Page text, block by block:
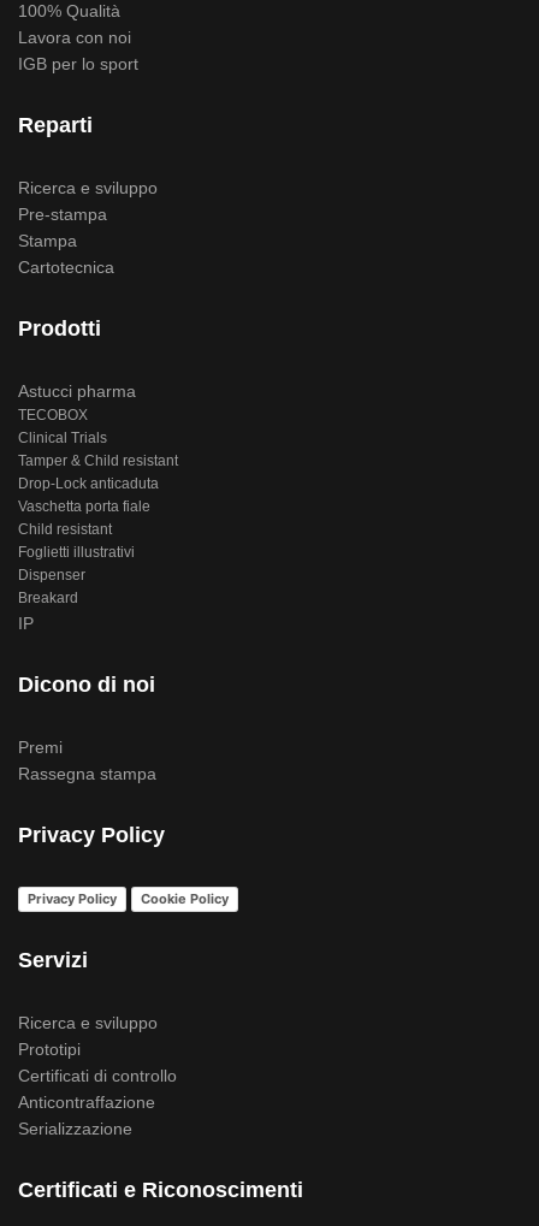
100% Qualità
Lavora con noi
IGB per lo sport
Reparti
Ricerca e sviluppo
Pre-stampa
Stampa
Cartotecnica
Prodotti
Astucci pharma
TECOBOX
Clinical Trials
Tamper & Child resistant
Drop-Lock anticaduta
Vaschetta porta fiale
Child resistant
Foglietti illustrativi
Dispenser
Breakard
IP
Dicono di noi
Premi
Rassegna stampa
Privacy Policy
Privacy Policy Cookie Policy
Servizi
Ricerca e sviluppo
Prototipi
Certificati di controllo
Anticontraffazione
Serializzazione
Certificati e Riconoscimenti